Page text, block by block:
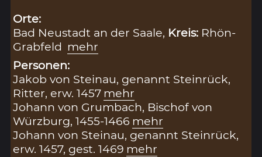
Orte:
Bad Neustadt an der Saale, Kreis: Rhön-
Grabfeld mehr
Personen:
Jakob von Steinau, genannt Steinrück,
Ritter, erw. 1457 mehr
Johann von Grumbach, Bischof von
Würzburg, 1455-1466 mehr
Johann von Steinau, genannt Steinrück,
erw. 1457, gest. 1469 mehr